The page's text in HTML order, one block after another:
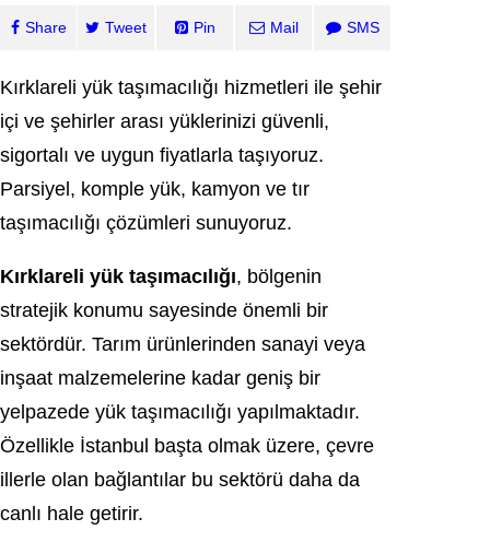
Share Tweet Pin Mail SMS
Kırklareli yük taşımacılığı hizmetleri ile şehir
içi ve şehirler arası yüklerinizi güvenli,
sigortalı ve uygun fiyatlarla taşıyoruz.
Parsiyel, komple yük, kamyon ve tır
taşımacılığı çözümleri sunuyoruz.
Kırklareli yük taşımacılığı, bölgenin
stratejik konumu sayesinde önemli bir
sektördür. Tarım ürünlerinden sanayi veya
inşaat malzemelerine kadar geniş bir
yelpazede yük taşımacılığı yapılmaktadır.
Özellikle İstanbul başta olmak üzere, çevre
illerle olan bağlantılar bu sektörü daha da
canlı hale getirir.